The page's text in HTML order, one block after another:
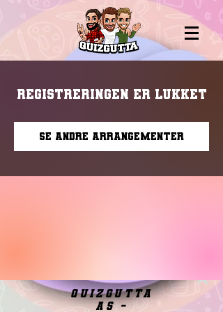
Registreringen er lukket
Se andre arrangementer
quizgutta
as -